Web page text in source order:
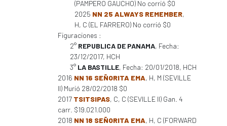
(PAMPERO GAUCHO) No corrió $0
2025 NN 25 ALWAYS REMEMBER,
H, C (EL FARRERO) No corrió $0
Figuraciones :
2° REPUBLICA DE PANAMA, Fecha:
23/12/2017, HCH
3° LA BASTILLE, Fecha: 20/01/2018, HCH
2016 NN 16 SEÑORITA EMA, H, M (SEVILLE
II) Murió 28/02/2018 $0
2017 TSITSIPAS, C, C (SEVILLE II) Gan. 4
carr. $19.021.000
2018 NN 18 SEÑORITA EMA, H, C (FORWARD